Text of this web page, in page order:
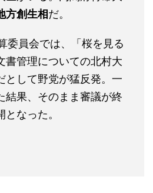
方創生相だ。
委員会では、「桜を見る
書管理についての北村大
として野党が猛反発。一
結果、そのまま審議が終
なった。